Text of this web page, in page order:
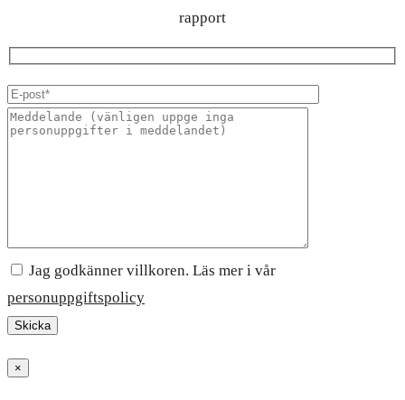
rapport
Jag godkänner villkoren. Läs mer i vår
personuppgiftspolicy
×